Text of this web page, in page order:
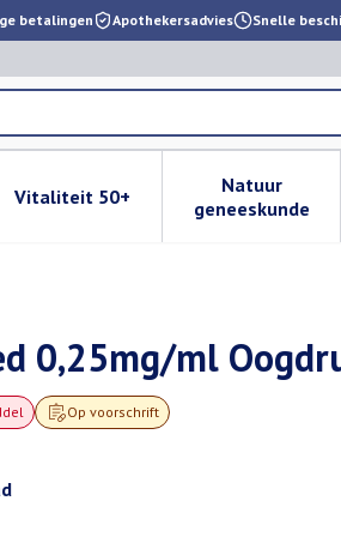
betalingen Apothekersadvies Snelle
categorie
en vitamines categorie
voor Zwangerschap en kinderen
Vitaliteit 50+Toon submenu voor Vitaliteit
Natuur
geneeskunde
Toon
10ml
0,25mg/ml
Op voorschrift